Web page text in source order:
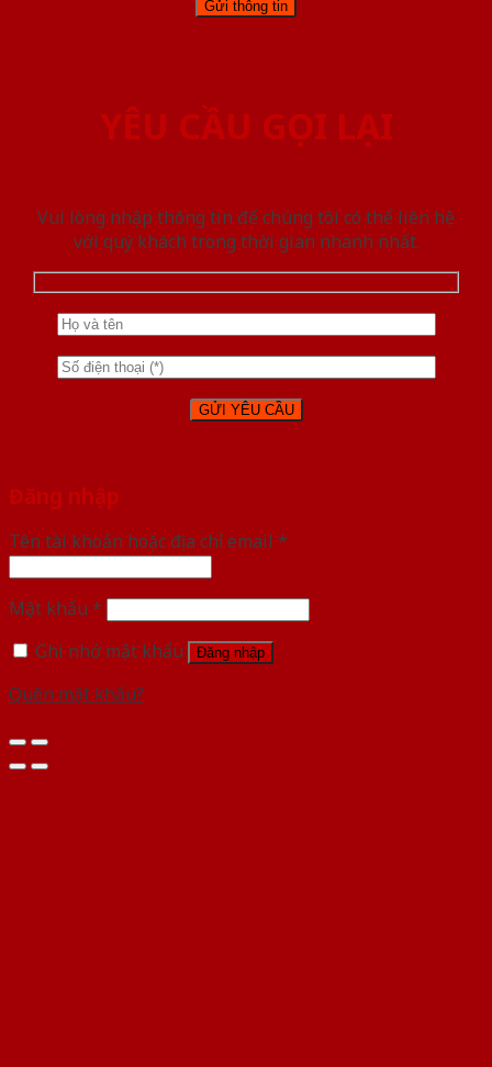
YÊU CẦU GỌI LẠI
Vui lòng nhập thông tin để chúng tôi có thể liên hệ
với quý khách trong thời gian nhanh nhất.
Đăng nhập
Tên tài khoản hoặc địa chỉ email *
Mật khẩu *
Ghi nhớ mật khẩu
Đăng nhập
Quên mật khẩu?